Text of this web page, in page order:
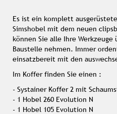
Es ist ein komplett
Simshobel mit dem neuen
können Sie alle Ihre
Baustelle nehmen. Immer
einsatzbereit mit den
Im Koffer finden Sie einen :
- Systainer Koffer 2 mit
- 1 Hobel 260 Evolution N
- 1 Hobel 105 Evolution N